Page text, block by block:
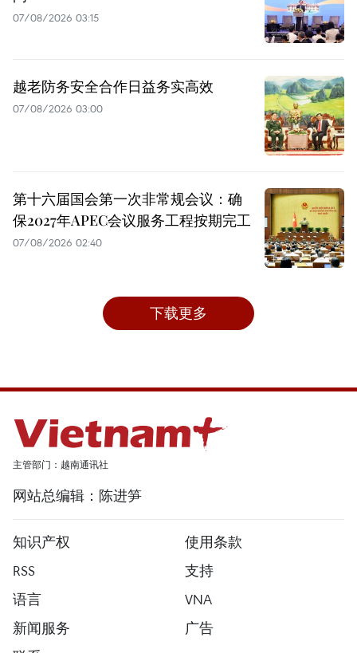
07/08/2026 03:15
越老防务安全合作日益务实高效
07/08/2026 03:00
第十六届国会第一次非常规会议：确
保2027年APEC会议服务工程按期完工
07/08/2026 02:40
下载更多
主管部门：越南通讯社
网站总编辑：陈进笋
知识产权
使用条款
RSS
支持
语言
VNA
新闻服务
广告